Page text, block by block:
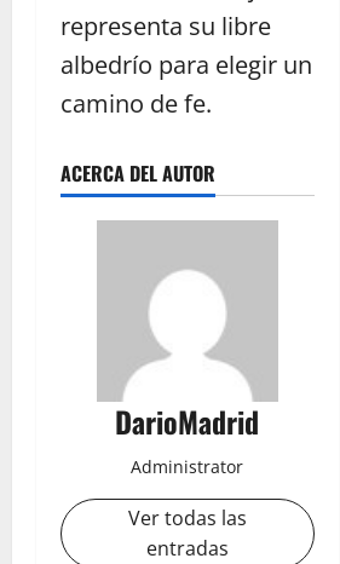
representa su libre
albedrío para elegir un
camino de fe.
ACERCA DEL AUTOR
DarioMadrid
Administrator
Ver todas las
entradas